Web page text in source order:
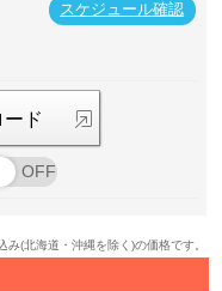
スケジュール確認
ド
(北海道・沖縄を除く)の価格です。